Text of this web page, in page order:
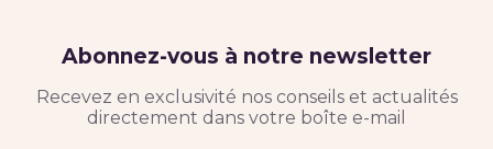
Abonnez-vous à notre newsletter
Recevez en exclusivité nos conseils et actualités
directement dans votre boîte e-mail